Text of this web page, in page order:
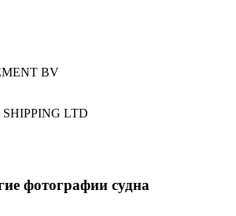
BV
LTD
фотографии судна